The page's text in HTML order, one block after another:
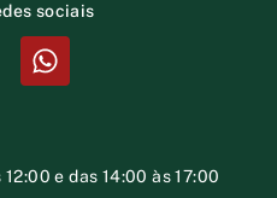
sociais
e das 14:00 às 17:00